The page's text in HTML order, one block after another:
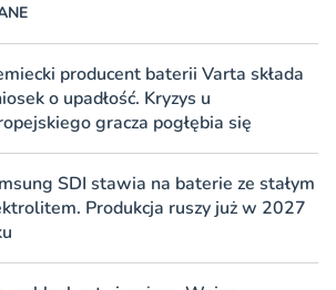
producent baterii Varta składa
o upadłość. Kryzys u
gracza pogłębia się
SDI stawia na baterie ze stałym
Produkcja ruszy już w 2027